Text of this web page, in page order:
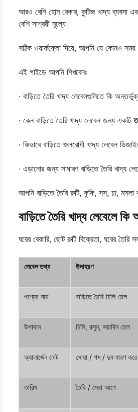
আরও বেশি হোম বেকার, কুটিজ খাদ্য ব্যবসা
বেশি সাশ্রয়ী মূল্যে।
সঠিক ওয়ার্কফ্লো দিয়ে, আপনি যে কোনও সময়
এই গাইডে আপনি শিখবেনঃ
· বাড়িতে তৈরি খাদ্য লেবেলগুলিতে কি
· কেন বাড়িতে তৈরি খাদ্য লেবেল জন্য একটি
· কিভাবে বাড়িতে জলরোধী খাদ্য লেবেল
· এড়ানোর জন্য সাধারণ বাড়িতে তৈরি খাদ্য
আপনি বাড়িতে তৈরি রুটি, কুকি, সস, চা, মসলা
বাড়িতে তৈরি খাদ্য লেবেলে
ঘরের বেকারি, ছোট রুটি বিক্রেতা, ঘরের তৈরি
লেবেল তথ্য উদাহরণ
পণ্যের নাম বাড়িতে তৈরি চিলি তেল
উপাদান চিলি, রসুন, সয়াবিন তেল
অ্যালার্জেন নোট সোয়া / গম / দুধ ধারণ করে
তারিখ তৈরি / সেরা আগে